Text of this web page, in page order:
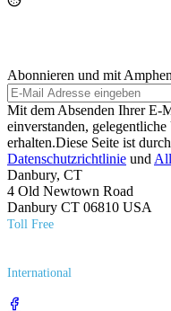
Abonnieren und mit
Mit dem Absenden Ihrer E-
einverstanden,
erhalten.Diese Seite ist
Datenschutzrichtlinie und
Danbury, CT
4 Old Newtown Road
Danbury CT 06810 USA
Toll Free
International